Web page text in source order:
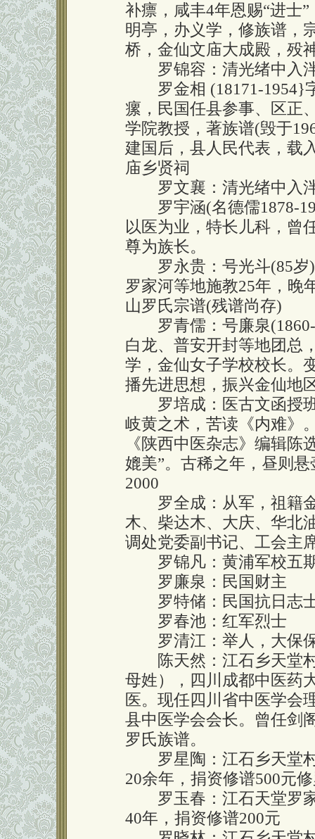
补瘭，咸丰4年恩赐“进士
明亭，办义学，修族谱，
桥，金仙文庙大成殿，殁
罗锦容：清光绪中入泮
罗金相 (18171-1954}
瘰，民国任县参事、区正
学院教授，著族谱(毁于
建国后，县人民代表，载
庙乡贤祠
罗文襄：清光绪中入泮
罗宇涵(名德儒1878-
以医为业，特长儿科，曾
尊为族长。
罗永贵：号光斗(85岁)
罗家河等地施教25年，晚
山罗氏宗谱(残谱尚存)
罗青儒：号廉泉(1860--
白龙、普安开封等地团总
学，金仙女子学校校长。
播先进思想，振兴金仙地
罗培成：医古文函授班
岐黄之术，苦读《内难》
《陕西中医杂志》编辑陈
媲美”。古稀之年，昼则
2000
罗全成：从军，祖籍金
木、柴达木、大庆、华北
调处党委副书记、工会主
罗锦凡：黄浦军校五
罗廉泉：民国财主
罗特储：民国抗日志
罗春池：红军烈士
罗清江：举人，大保保
陈天然：江石乡天堂村
母姓），四川成都中医药
医。现任四川省中医学会
县中医学会会长。曾任剑
罗氏族谱。
罗星陶：江石乡天堂村
20余年，捐资修谱500元
罗玉春：江石天堂罗家
40年，捐资修谱200元